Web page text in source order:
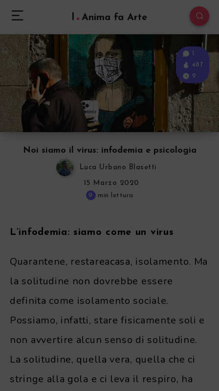
l Anima fa Arte
Noi siamo il virus: infodemia e psicologia
1
487
9
Luca Urbano Blasetti
15 Marzo 2020
9 min lettura
L’infodemia: siamo come un virus
Quarantene, restareacasa, isolamento. Ma
la solitudine non dovrebbe essere
definita come isolamento sociale.
Possiamo, infatti, stare fisicamente soli e
non avvertire alcun senso di solitudine.
La solitudine, quella vera, quella che ci
stringe alla gola e ci leva il respiro, ha